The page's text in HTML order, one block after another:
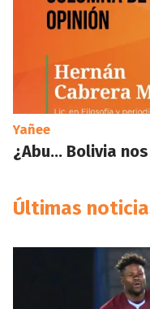
Yañee
¿Abu… Bolivia
Últimas